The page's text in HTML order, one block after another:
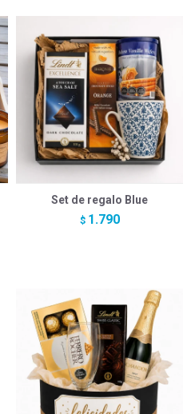
Set de regalo Blue
$ 1.790